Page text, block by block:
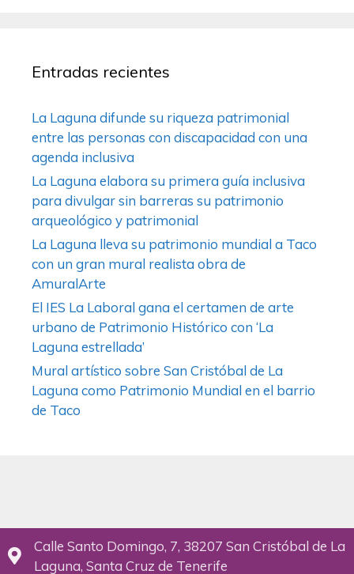
Entradas recientes
La Laguna difunde su riqueza patrimonial
entre las personas con discapacidad con una
agenda inclusiva
La Laguna elabora su primera guía inclusiva
para divulgar sin barreras su patrimonio
arqueológico y patrimonial
La Laguna lleva su patrimonio mundial a Taco
con un gran mural realista obra de
AmuralArte
El IES La Laboral gana el certamen de arte
urbano de Patrimonio Histórico con ‘La
Laguna estrellada’
Mural artístico sobre San Cristóbal de La
Laguna como Patrimonio Mundial en el barrio
de Taco
Calle Santo Domingo, 7, 38207 San Cristóbal de La
Laguna, Santa Cruz de Tenerife